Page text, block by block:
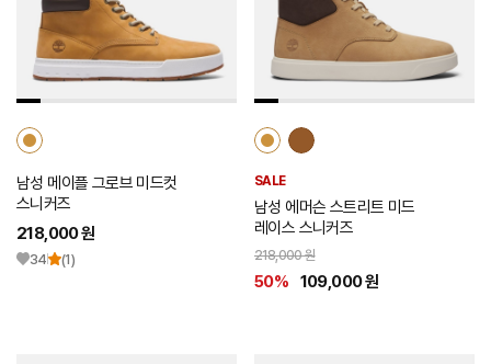
추
가
남성 메이플 그로브 미드컷
스니커즈
218,000 원
34 (1)
추
가
SALE
남성 에머슨 스트리트 미드
레이스 스니커즈
218,000 원
50% 109,000 원